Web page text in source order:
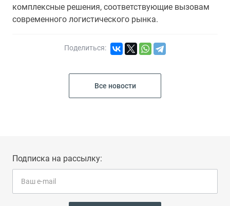
комплексные решения, соответствующие вызовам
современного логистического рынка.
Поделиться:
Все новости
Подписка на рассылку: